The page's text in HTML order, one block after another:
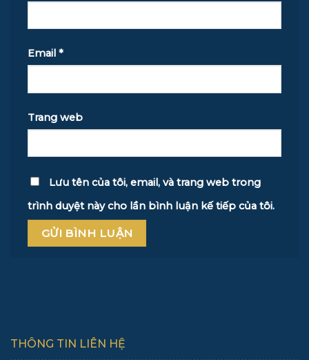
Email *
Trang web
Lưu tên của tôi, email, và trang web trong
trình duyệt này cho lần bình luận kế tiếp của tôi.
THÔNG TIN LIÊN HỆ